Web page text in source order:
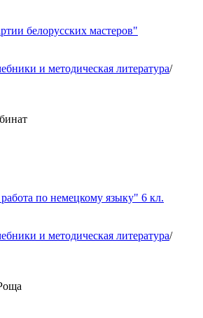
белорусских мастеров"
и методическая литература/
по немецкому языку" 6 кл.
и методическая литература/